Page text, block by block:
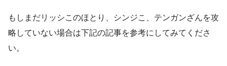
もしまだリッシこのほとり、シンジこ、テンガンざんを攻
略していない場合は下記の記事を参考にしてみてくださ
い。